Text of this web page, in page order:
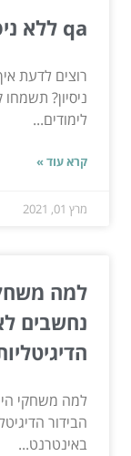
qa ללא ניסיון
רוצים לדעת
ניסיון?
לימודים...
קרא עוד »
מרץ 01, 2021
למה
נחשבים
למה משחקי
הבידור
באינטרנט...